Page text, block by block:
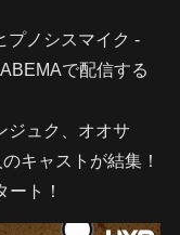
プノシスマイク -
で配信する
ジュク、オオサ
キャストが結集！
ト！